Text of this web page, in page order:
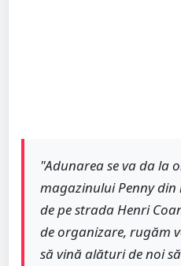
"Adunarea se va da la
magazinului Penny
de pe strada Henri
de organizare, rugăm
să vină alături de noi